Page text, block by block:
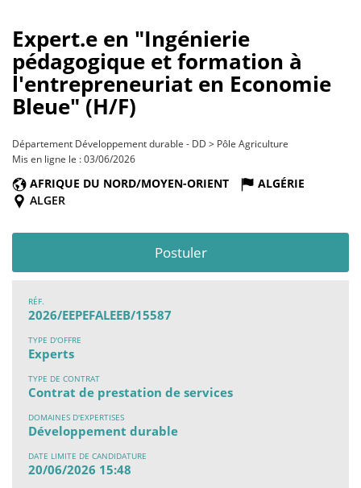
Expert.e en "Ingénierie
pédagogique et formation à
l'entrepreneuriat en Economie
Bleue" (H/F)
Département Développement durable - DD > Pôle Agriculture
Mis en ligne le : 03/06/2026
AFRIQUE DU NORD/MOYEN-ORIENT
ALGÉRIE
ALGER
Postuler
RÉF.
2026/EEPEFALEEB/15587
TYPE D'OFFRE
Experts
TYPE DE CONTRAT
Contrat de prestation de services
DOMAINES D'EXPERTISES
Développement durable
DATE LIMITE DE CANDIDATURE
20/06/2026 15:48